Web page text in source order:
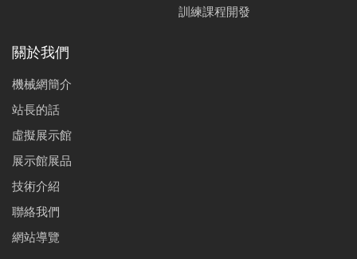
訓練課程開發
關於我們
機械網簡介
站長的話
虛擬展示館
展示館展品
技術介紹
聯絡我們
網站導覽